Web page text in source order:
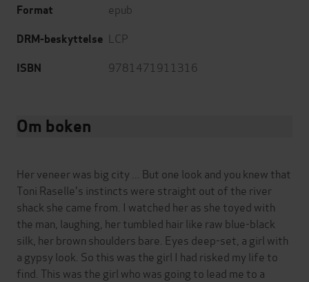
Format epub
DRM-beskyttelse LCP
ISBN 9781471911316
Om boken
Her veneer was big city ... But one look and you knew that
Toni Raselle's instincts were straight out of the river
shack she came from. I watched her as she toyed with
the man, laughing, her tumbled hair like raw blue-black
silk, her brown shoulders bare. Eyes deep-set, a girl with
a gypsy look. So this was the girl I had risked my life to
find. This was the girl who was going to lead me to a